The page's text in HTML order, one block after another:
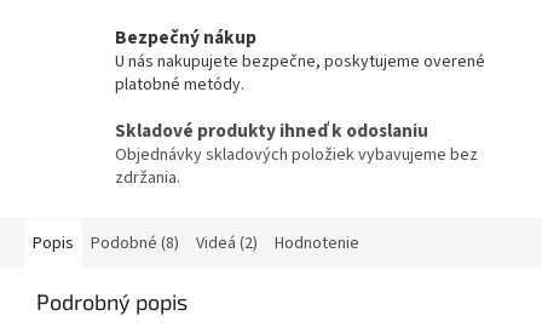
Bezpečný nákup
U nás nakupujete bezpečne, poskytujeme overené
platobné metódy.
Skladové produkty ihneď k odoslaniu
Objednávky skladových položiek vybavujeme bez
zdržania.
Popis Podobné (8) Videá (2) Hodnotenie
Podrobný popis